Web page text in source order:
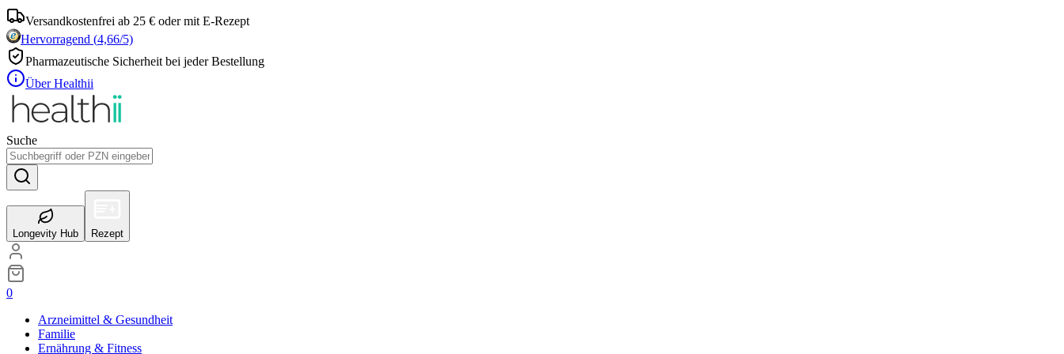
Versandkostenfrei ab 25 € oder mit E-Rezept
Hervorragend (4,66/5)
Pharmazeutische Sicherheit bei jeder Bestellung
Über Healthii
Suche
Longevity Hub Rezept
0
Arzneimittel & Gesundheit
Familie
Ernährung & Fitness